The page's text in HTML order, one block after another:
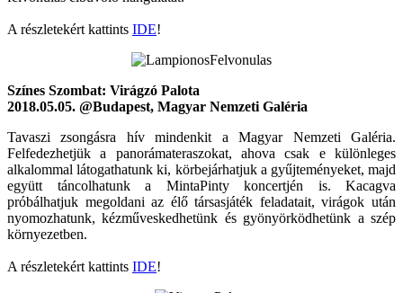
A részletekért kattints IDE!
Színes Szombat: Virágzó Palota
2018.05.05. @Budapest, Magyar Nemzeti Galéria
Tavaszi zsongásra hív mindenkit a Magyar Nemzeti Galéria.
Felfedezhetjük a panorámateraszokat, ahova csak e különleges
alkalommal látogathatunk ki, körbejárhatjuk a gyűjteményeket, majd
együtt táncolhatunk a MintaPinty koncertjén is. Kacagva
próbálhatjuk megoldani az élő társasjáték feladatait, virágok után
nyomozhatunk, kézműveskedhetünk és gyönyörködhetünk a szép
környezetben.
A részletekért kattints IDE!